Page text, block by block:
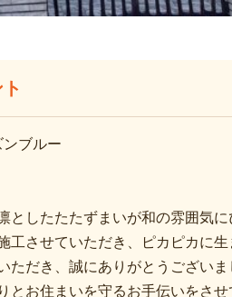
ブルー
としたたたずまいが和の雰囲気に
工させていただき、ピカピカに生
ただき、誠にありがとうございま
とお住まいを守るお手伝いをさせ